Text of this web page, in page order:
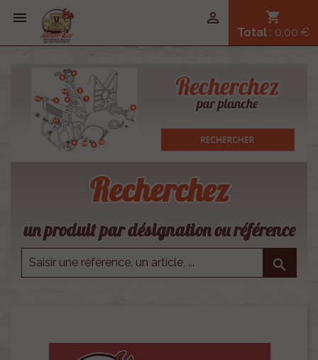
 shopping_cart
Total : 0,00 €

Recherchez
un produit par désignation ou référence
